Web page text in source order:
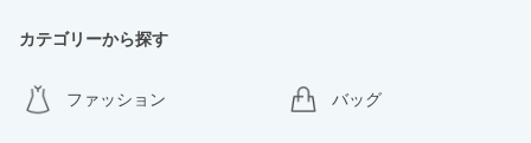
カテゴリーから探す
ファッション バッグ